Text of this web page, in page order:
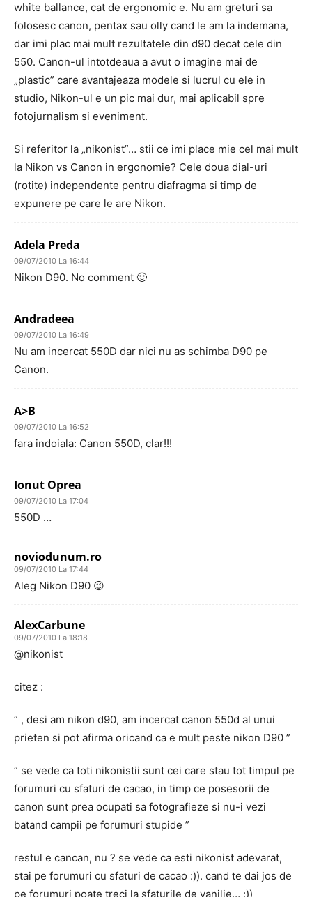
white ballance, cat de ergonomic e. Nu am greturi sa
folosesc canon, pentax sau olly cand le am la indemana,
dar imi plac mai mult rezultatele din d90 decat cele din
550. Canon-ul intotdeaua a avut o imagine mai de
„plastic” care avantajeaza modele si lucrul cu ele in
studio, Nikon-ul e un pic mai dur, mai aplicabil spre
fotojurnalism si eveniment.
Si referitor la „nikonist”… stii ce imi place mie cel mai mult
la Nikon vs Canon in ergonomie? Cele doua dial-uri
(rotite) independente pentru diafragma si timp de
expunere pe care le are Nikon.
Adela Preda
09/07/2010 La 16:44
Nikon D90. No comment 🙂
Andradeea
09/07/2010 La 16:49
Nu am incercat 550D dar nici nu as schimba D90 pe
Canon.
A>B
09/07/2010 La 16:52
fara indoiala: Canon 550D, clar!!!
Ionut Oprea
09/07/2010 La 17:04
550D …
noviodunum.ro
09/07/2010 La 17:44
Aleg Nikon D90 😉
AlexCarbune
09/07/2010 La 18:18
@nikonist
citez :
” , desi am nikon d90, am incercat canon 550d al unui
prieten si pot afirma oricand ca e mult peste nikon D90 ”
” se vede ca toti nikonistii sunt cei care stau tot timpul pe
forumuri cu sfaturi de cacao, in timp ce posesorii de
canon sunt prea ocupati sa fotografieze si nu-i vezi
batand campii pe forumuri stupide ”
restul e cancan, nu ? se vede ca esti nikonist adevarat,
stai pe forumuri cu sfaturi de cacao :)). cand te dai jos de
pe forumuri poate treci la sfaturile de vanilie… :))